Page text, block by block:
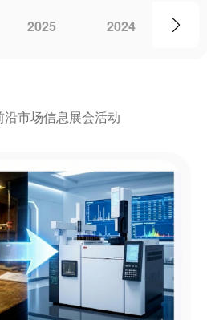
2025 2024
沿市场信息展会活动